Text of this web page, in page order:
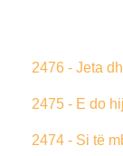
2476 - Jeta
2475 - E do
2474 - Si të